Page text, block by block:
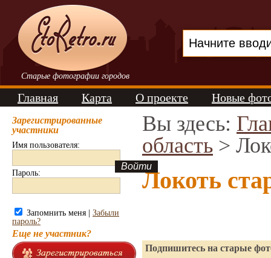
Старые фотографии городов
Главная Карта О проекте Новые
Зарегистрированные
участники
Имя пользователя:
Пароль:
Запомнить меня | Забыли
пароль?
Еще не участник?
Вы здесь:
область >
Локоть
Подпишитесь на старые